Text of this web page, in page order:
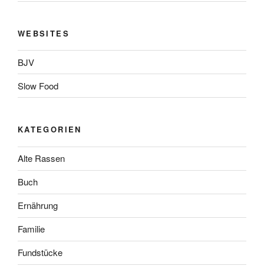
WEBSITES
BJV
Slow Food
KATEGORIEN
Alte Rassen
Buch
Ernährung
Familie
Fundstücke